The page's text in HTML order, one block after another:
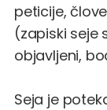
peticije,
(zapiski seje
objavljeni,
Seja je